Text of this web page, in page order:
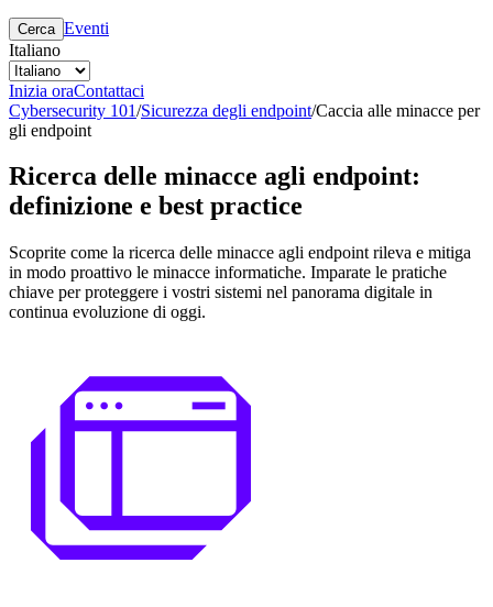
Cerca Eventi
Italiano
Inizia oraContattaci
Cybersecurity 101/Sicurezza degli endpoint/Caccia alle minacce per
gli endpoint
Ricerca delle minacce agli endpoint:
definizione e best practice
Scoprite come la ricerca delle minacce agli endpoint rileva e mitiga
in modo proattivo le minacce informatiche. Imparate le pratiche
chiave per proteggere i vostri sistemi nel panorama digitale in
continua evoluzione di oggi.